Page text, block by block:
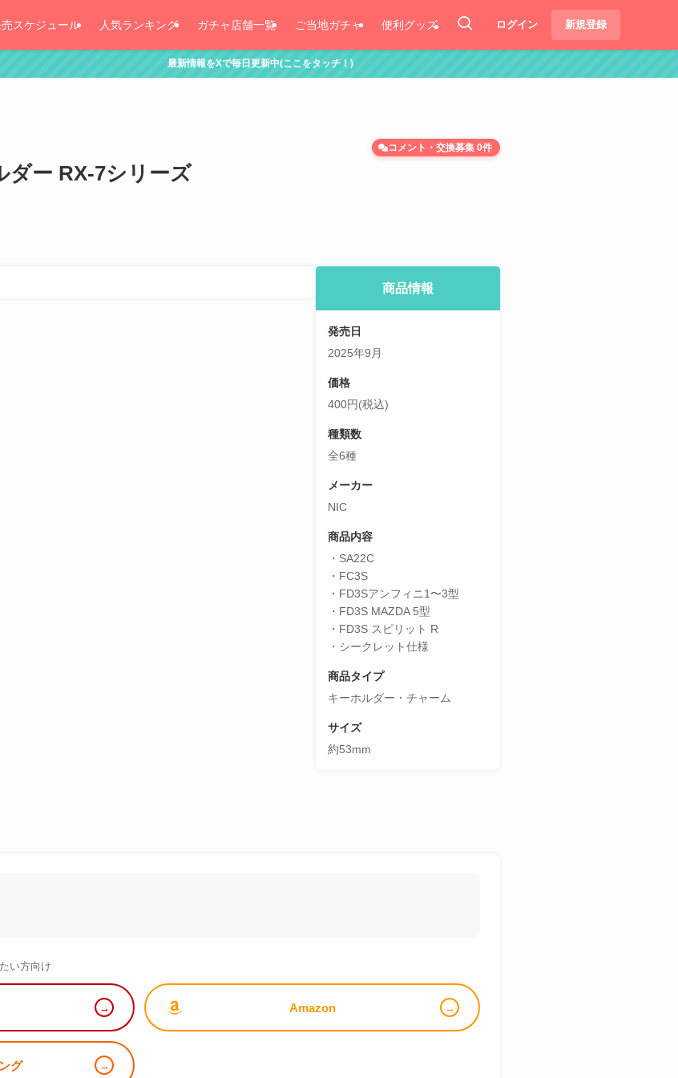
スケジュール 人気ランキング ガチャ店舗一覧 ご当地ガチャ 便利グッズ ログイン 新規登録
最新情報をXで毎日更新中(ここをタッチ！)
ダー RX-7シリーズ
コメント・交換募集 0件
商品情報
発売日
2025年9月
価格
400円(税込)
種類数
全6種
メーカー
NIC
商品内容
・SA22C
・FC3S
・FD3Sアンフィニ1〜3型
・FD3S MAZDA 5型
・FD3S スピリット R
・シークレット仕様
商品タイプ
キーホルダー・チャーム
サイズ
約53mm
い方向け
Amazon
グ